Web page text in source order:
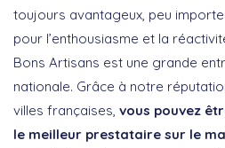
toujours avantageux, peu
pour l’enthousiasme et la
Bons Artisans est une grande
nationale. Grâce à notre
villes françaises, vous pouvez
le meilleur prestataire sur le